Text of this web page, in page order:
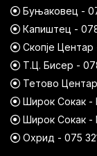
Буњаковец -
Капиштец - 078
Скопје Центар
Т.Ц. Бисер -
Тетово
Широк Сокак -
Широк Сокак -
Охрид - 075